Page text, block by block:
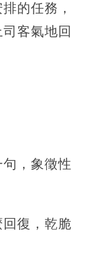
的任務，
客氣地回
，象徵性
復，乾脆